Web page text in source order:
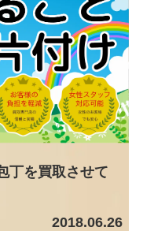
丁を買取させて
2018.06.26